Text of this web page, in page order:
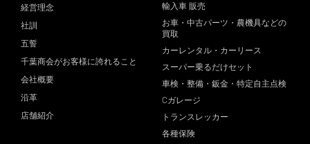
経営理念
社訓
五誓
千葉商会がお客様に誇れること
会社概要
沿革
店舗紹介
輸入車 販売
お車・中古パーツ・農機具などの
買取
カーレンタル・カーリース
スーパー乗るだけセット
車検・整備・鈑金・特定自主点検
Cガレージ
トランスレッカー
各種保険